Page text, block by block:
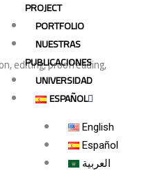
PROJECT
PORTFOLIO
NUESTRAS
PUBLICACIONES
UNIVERSIDAD
ESPAÑOL
English
Español
العربية
editing, proofreading,